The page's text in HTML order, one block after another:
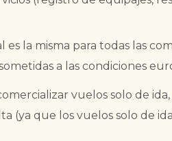
la misma para todas las
a las condiciones
vuelos solo de
(ya que los vuelos solo de